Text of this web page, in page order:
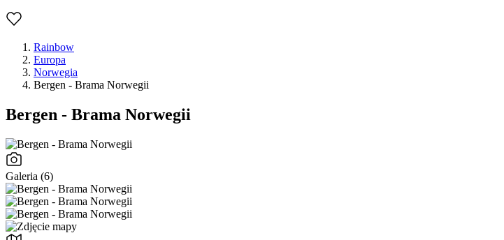
Rainbow
Europa
Norwegia
Bergen - Brama Norwegii
Bergen - Brama Norwegii
Galeria (6)